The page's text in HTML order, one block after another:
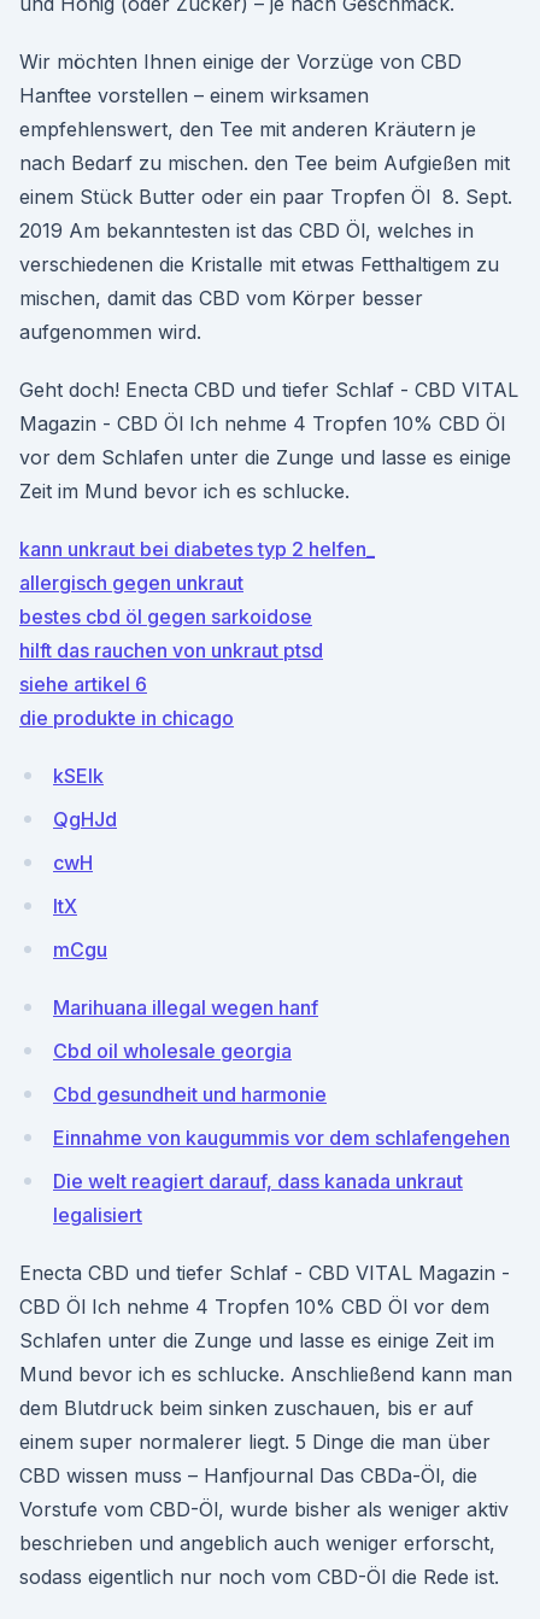
Wir möchten Ihnen einige der Vorzüge von CBD
Hanftee vorstellen – einem wirksamen
empfehlenswert, den Tee mit anderen Kräutern je
nach Bedarf zu mischen. den Tee beim Aufgießen mit
einem Stück Butter oder ein paar Tropfen Öl 8. Sept.
2019 Am bekanntesten ist das CBD Öl, welches in
verschiedenen die Kristalle mit etwas Fetthaltigem zu
mischen, damit das CBD vom Körper besser
aufgenommen wird.
Geht doch! Enecta CBD und tiefer Schlaf - CBD VITAL
Magazin - CBD Öl Ich nehme 4 Tropfen 10% CBD Öl
vor dem Schlafen unter die Zunge und lasse es einige
Zeit im Mund bevor ich es schlucke.
kann unkraut bei diabetes typ 2 helfen_
allergisch gegen unkraut
bestes cbd öl gegen sarkoidose
hilft das rauchen von unkraut ptsd
siehe artikel 6
die produkte in chicago
kSEIk
QgHJd
cwH
ltX
mCgu
Marihuana illegal wegen hanf
Cbd oil wholesale georgia
Cbd gesundheit und harmonie
Einnahme von kaugummis vor dem schlafengehen
Die welt reagiert darauf, dass kanada unkraut
legalisiert
Enecta CBD und tiefer Schlaf - CBD VITAL Magazin -
CBD Öl Ich nehme 4 Tropfen 10% CBD Öl vor dem
Schlafen unter die Zunge und lasse es einige Zeit im
Mund bevor ich es schlucke. Anschließend kann man
dem Blutdruck beim sinken zuschauen, bis er auf
einem super normalerer liegt. 5 Dinge die man über
CBD wissen muss – Hanfjournal Das CBDa-Öl, die
Vorstufe vom CBD-Öl, wurde bisher als weniger aktiv
beschrieben und angeblich auch weniger erforscht,
sodass eigentlich nur noch vom CBD-Öl die Rede ist.